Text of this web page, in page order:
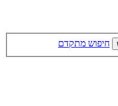
חיפוש מתקדם